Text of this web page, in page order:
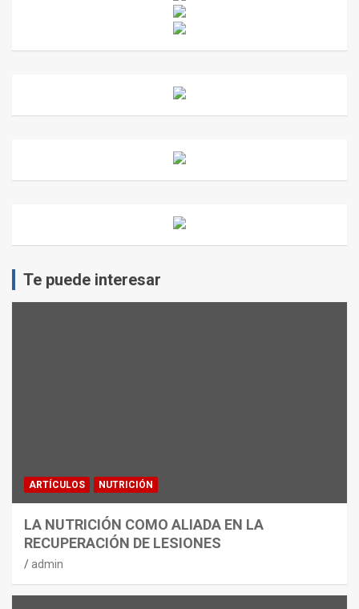
Te puede interesar
ARTÍCULOS NUTRICIÓN
LA NUTRICIÓN COMO ALIADA EN LA
RECUPERACIÓN DE LESIONES
admin